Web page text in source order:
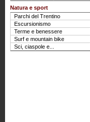
Natura e sport
Parchi del Trentino
Escursionismo
Terme e benessere
Surf e mountain bike
Sci, ciaspole e...